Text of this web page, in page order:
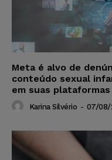
Meta é alvo de
conteúdo sexual
em suas plataformas
Karina Silvério - 07/08/